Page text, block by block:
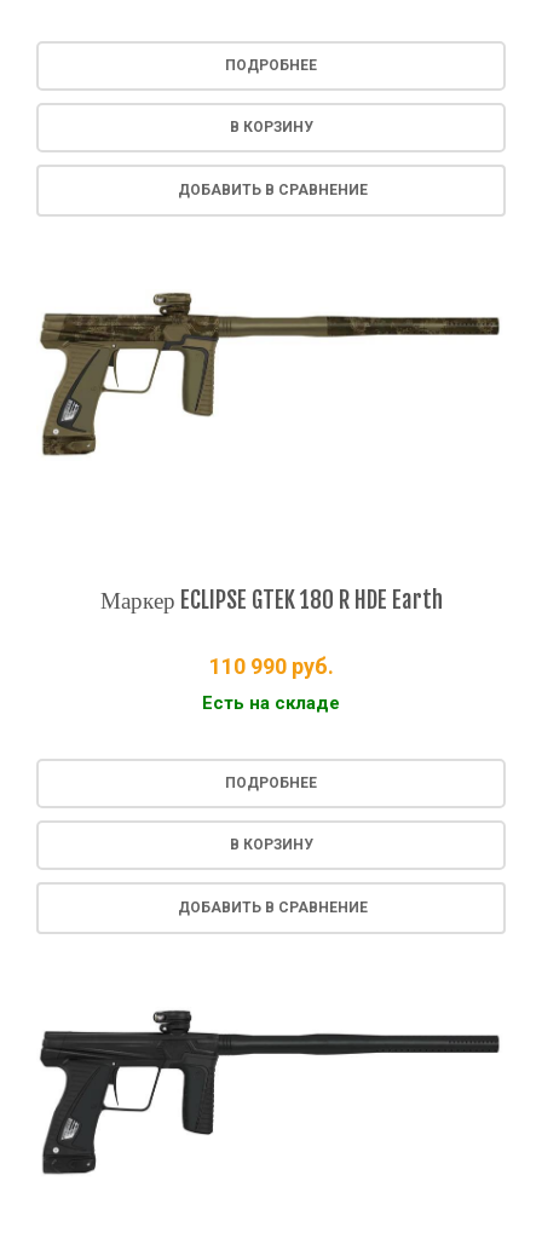
ПОДРОБНЕЕ
В КОРЗИНУ
ДОБАВИТЬ В СРАВНЕНИЕ
Маркер ECLIPSE GTEK 180 R HDE Earth
110 990руб.
Есть на складе
ПОДРОБНЕЕ
В КОРЗИНУ
ДОБАВИТЬ В СРАВНЕНИЕ